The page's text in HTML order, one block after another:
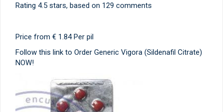
Rating 4.5 stars, based on 129 comments
Price from € 1.84Per pil
Follow this link to Order Generic Vigora (Sildenafil Citrate)
NOW!